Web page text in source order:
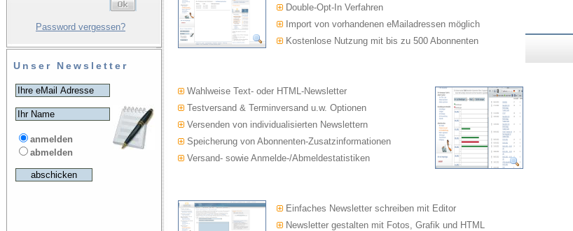
Password vergessen?
Unser Newsletter
anmelden
abmelden
Double-Opt-In Verfahren
Import von vorhandenen eMailadressen möglich
Kostenlose Nutzung mit bis zu 500 Abonnenten
Wahlweise Text- oder HTML-Newsletter
Testversand & Terminversand u.w. Optionen
Versenden von individualisierten Newslettern
Speicherung von Abonnenten-Zusatzinformationen
Versand- sowie Anmelde-/Abmeldestatistiken
Einfaches Newsletter schreiben mit Editor
Newsletter gestalten mit Fotos, Grafik und HTML